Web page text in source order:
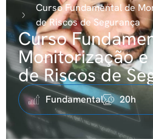
Curso Fundamental de
de Riscos de Segurança
Curso
Monitorização
de Riscos de
Fundamental 20h